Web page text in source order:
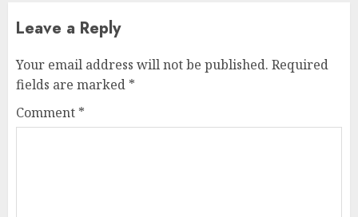
Leave a Reply
Your email address will not be published. Required
fields are marked *
Comment *